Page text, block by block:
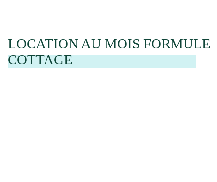
LOCATION AU MOIS FORMULE
COTTAGE